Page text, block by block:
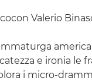
Valerio
e ironia le
i micro-